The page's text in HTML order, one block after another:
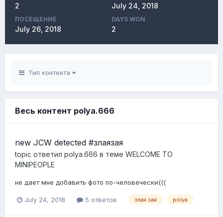
2 July 24, 2018
ПОСЕЩЕНИЕ
July 26, 2018
DAYS WON
2
Тип контента
Весь контент polya.666
new JCW detected #злаязая
topic ответил polya.666 в теме WELCOME TO
MINIPEOPLE
не дает мне добавить фото по-человечески(((
July 24, 2018 5 ответов злая зая polya